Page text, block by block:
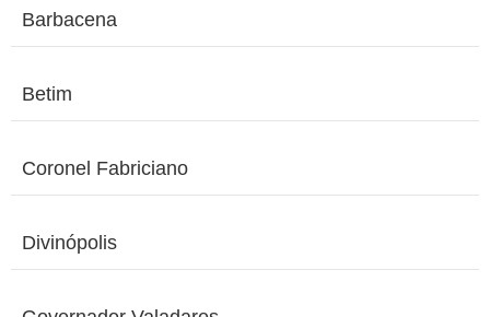
Barbacena
Betim
Coronel Fabriciano
Divinópolis